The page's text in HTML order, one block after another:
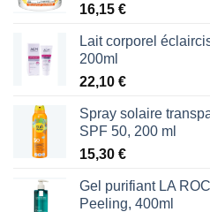
16,15 €
Lait corporel
200ml
22,10 €
Spray solaire
SPF 50, 200 ml
15,30 €
Gel purifiant LA
Peeling, 400ml